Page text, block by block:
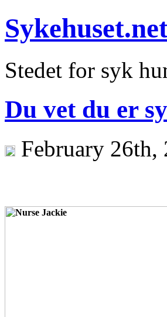
Stedet for syk
Du vet du er
February 26th,